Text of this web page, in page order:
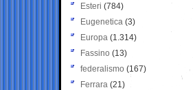
Esteri (784)
Eugenetica (3)
Europa (1.314)
Fassino (13)
federalismo (167)
Ferrara (21)